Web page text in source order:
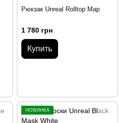
Рюкзак Unreal Rolltop Map
1 780 грн
Купить
НОВИНКА